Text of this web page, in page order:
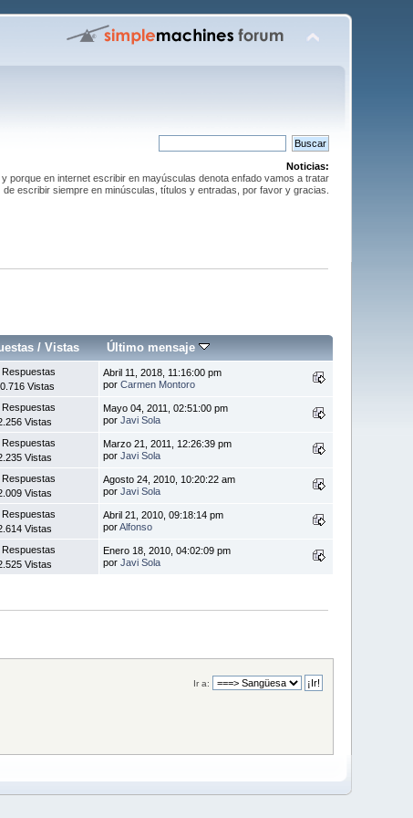
Noticias:
porque en internet escribir en mayúsculas denota enfado vamos a tratar
de escribir siempre en minúsculas, títulos y entradas, por favor y gracias.
/Vistas Último mensaje
Respuestas
Vistas
Abril 11, 2018, 11:16:00 pm
porCarmen Montoro
Respuestas
Vistas
Mayo 04, 2011, 02:51:00 pm
porJavi Sola
Respuestas
Vistas
Marzo 21, 2011, 12:26:39 pm
porJavi Sola
Respuestas
Vistas
Agosto 24, 2010, 10:20:22 am
porJavi Sola
Respuestas
Vistas
Abril 21, 2010, 09:18:14 pm
porAlfonso
Respuestas
Vistas
Enero 18, 2010, 04:02:09 pm
porJavi Sola
Ir a: